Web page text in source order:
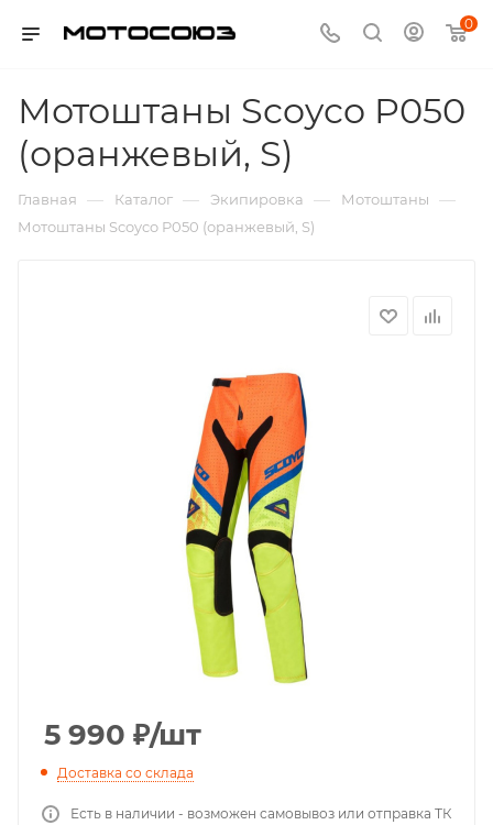
0
Мотоштаны Scoyco P050
(оранжевый, S)
Главная — Каталог — Экипировка — Мотоштаны —
Мотоштаны Scoyco P050 (оранжевый, S)
5 990 ₽/шт
Доставка со склада
Есть в наличии - возможен самовывоз или отправка ТК